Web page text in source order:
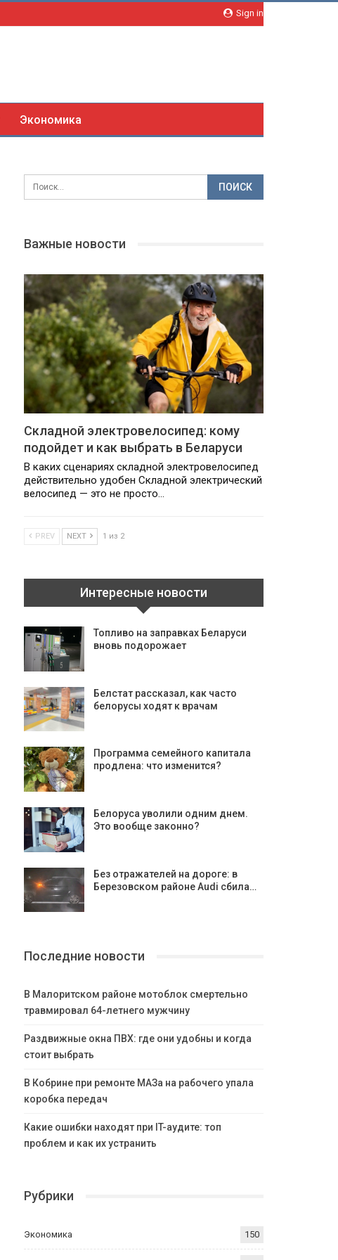
Sign in
Экономика
Важные новости
Складной электровелосипед: кому
подойдет и как выбрать в Беларуси
В каких сценариях складной электровелосипед
действительно удобен Складной электрический
велосипед — это не просто…
PREV NEXT 1 из 2
Интересные новости
Топливо на заправках Беларуси
вновь подорожает
Белстат рассказал, как часто
белорусы ходят к врачам
Программа семейного капитала
продлена: что изменится?
Белоруса уволили одним днем.
Это вообще законно?
Без отражателей на дороге: в
Березовском районе Audi сбила…
Последние новости
В Малоритском районе мотоблок смертельно
травмировал 64-летнего мужчину
Раздвижные окна ПВХ: где они удобны и когда
стоит выбрать
В Кобрине при ремонте МАЗа на рабочего упала
коробка передач
Какие ошибки находят при IT-аудите: топ
проблем и как их устранить
Рубрики
Экономика 150